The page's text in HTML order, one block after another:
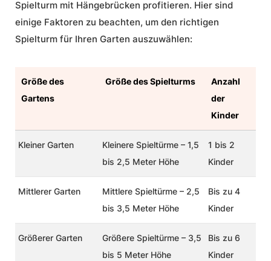
Spielturm mit Hängebrücken profitieren. Hier sind
einige Faktoren zu beachten, um den richtigen
Spielturm für Ihren Garten auszuwählen:
Größe des
Gartens
Größe des Spielturms
Anzahl
der
Kinder
Kleiner Garten
Kleinere Spieltürme – 1,5
bis 2,5 Meter Höhe
1 bis 2
Kinder
Mittlerer Garten
Mittlere Spieltürme – 2,5
bis 3,5 Meter Höhe
Bis zu 4
Kinder
Größerer Garten
Größere Spieltürme – 3,5
bis 5 Meter Höhe
Bis zu 6
Kinder